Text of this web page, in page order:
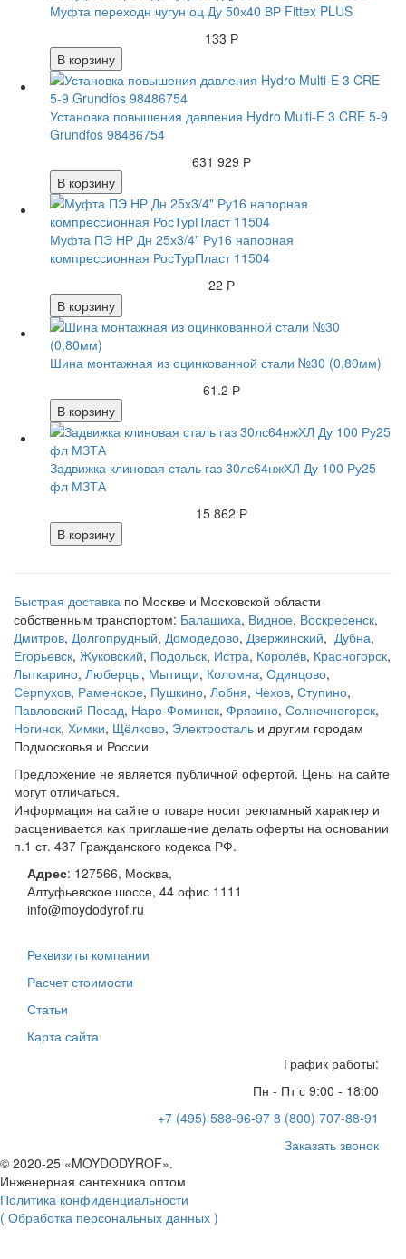
Муфта переходн чугун оц Ду 50х40 ВР Fittex PLUS
133 Р
В корзину
Установка повышения давления Hydro Multi-E 3 CRE 5-9
Grundfos 98486754
631 929 Р
В корзину
Муфта ПЭ НР Дн 25х3/4" Ру16 напорная
компрессионная РосТурПласт 11504
22 Р
В корзину
Шина монтажная из оцинкованной стали №30 (0,80мм)
61.2 Р
В корзину
Задвижка клиновая сталь газ 30лс64нжХЛ Ду 100 Ру25
фл МЗТА
15 862 Р
В корзину
Быстрая доставка по Москве и Московской области
собственным транспортом: Балашиха, Видное, Воскресенск,
Дмитров, Долгопрудный, Домодедово, Дзержинский, Дубна,
Егорьевск, Жуковский, Подольск, Истра, Королёв, Красногорск,
Лыткарино, Люберцы, Мытищи, Коломна, Одинцово,
Серпухов, Раменское, Пушкино, Лобня, Чехов, Ступино,
Павловский Посад, Наро-Фоминск, Фрязино, Солнечногорск,
Ногинск, Химки, Щёлково, Электросталь и другим городам
Подмосковья и России.
Предложение не является публичной офертой. Цены на сайте
могут отличаться.
Информация на сайте о товаре носит рекламный характер и
расценивается как приглашение делать оферты на основании
п.1 ст. 437 Гражданского кодекса РФ.
Адрес: 127566, Москва,
Алтуфьевское шоссе, 44 офис 1111
info@moydodyrof.ru
Реквизиты компании
Расчет стоимости
Статьи
Карта сайта
График работы:
Пн - Пт с 9:00 - 18:00
+7 (495) 588-96-97 8 (800) 707-88-91
Заказать звонок
© 2020-25 «MOYDODYROF».
Инженерная сантехника оптом
Политика конфиденциальности
( Обработка персональных данных )